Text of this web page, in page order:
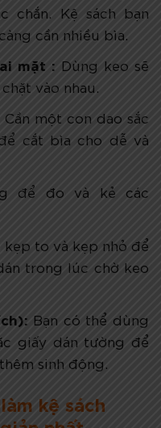
chắn. Kệ sách bạn
cần nhiều bìa.
mặt : Dùng keo sẽ
vào nhau.
Cần một con dao sắc
cắt bìa cho dễ và
để đo và kẻ các
kẹp to và kẹp nhỏ để
trong lúc chờ keo
Bạn có thể dùng
giấy dán tường để
sinh động.
kệ sách